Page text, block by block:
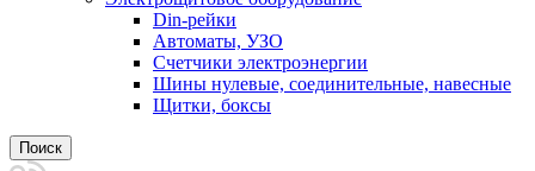
Din-рейки
Автоматы, УЗО
Счетчики электроэнергии
Шины нулевые, соединительные, навесные
Щитки, боксы
Поиск